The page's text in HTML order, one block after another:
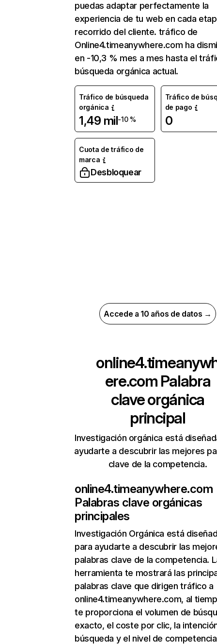
puedas adaptar perfectamente la
experiencia de tu web en cada
recorrido del cliente. tráfico de
Online4.timeanywhere.com ha
en -10,3 % mes a mes hasta el
búsqueda orgánica actual.
Tráfico de búsqueda
orgánica
1,49 mil-10 %
Tráfico de
de pago
0
Cuota de tráfico de
marca
Desbloquear
Accede a 10 años de datos →
ere.com Palabra
clave orgánica
principal
Investigación orgánica está
ayudarte a descubrir las mejores
clave de la competencia.
online4.timeanywhere.com
Palabras clave orgánicas
principales
Investigación Orgánica está
para ayudarte a descubrir las
palabras clave de la competencia.
herramienta te mostrará las
palabras clave que dirigen tráfico a
online4.timeanywhere.com, al
te proporciona el volumen de
exacto, el coste por clic, la
búsqueda y el nivel de